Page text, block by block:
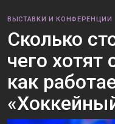
ВЫСТАВКИ И КОНФЕРЕНЦИИ
Сколько
чего хотят
как